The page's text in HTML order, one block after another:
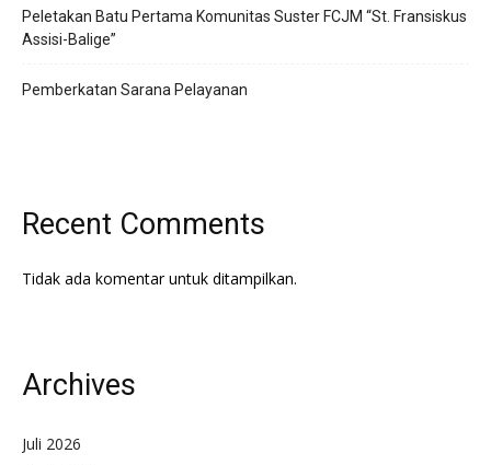
Peletakan Batu Pertama Komunitas Suster FCJM “St. Fransiskus
Assisi-Balige”
Pemberkatan Sarana Pelayanan
Recent Comments
Tidak ada komentar untuk ditampilkan.
Archives
Juli 2026